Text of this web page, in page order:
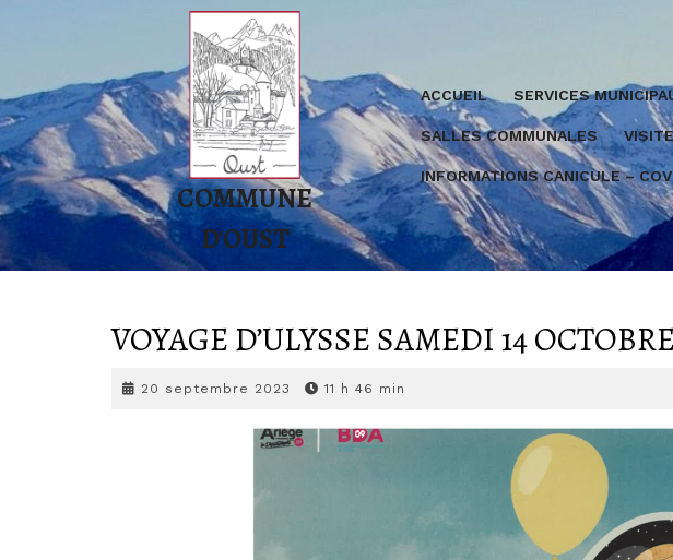
COMMUNE
D'OUST
ACCUEIL SERVICES
SALLES COMMUNALES
INFORMATIONS CANICULE –
VOYAGE D’ULYSSE SAMEDI 14
20 septembre 2023 20
2023
11 h 46 min